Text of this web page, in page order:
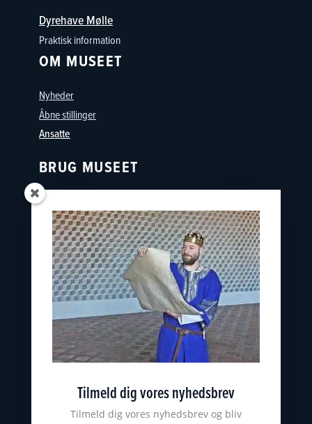
Dyrehave Mølle
Praktisk information
OM MUSEET
Nyheder
Åbne stillinger
Ansatte
BRUG MUSEET
Oplevelser
Skoler
Østfyns Museer
Nyborg Museumsforening
KONTAKT
nyborgslot@ostfynsmuseer.dk
+45 65 31 02 07
Slotsgade 34
CVR: 18101513
ØSTFYNS MUSEER
Tilmeld dig vores nyhedsbrev
Tilmeld dig vores nyhedsbrev og bliv